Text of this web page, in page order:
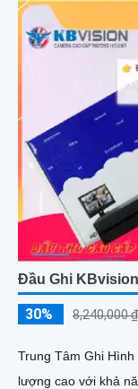
Đầu Ghi
30% 8,240,000 ₫
Trung Tâm Ghi
lượng cao với khả